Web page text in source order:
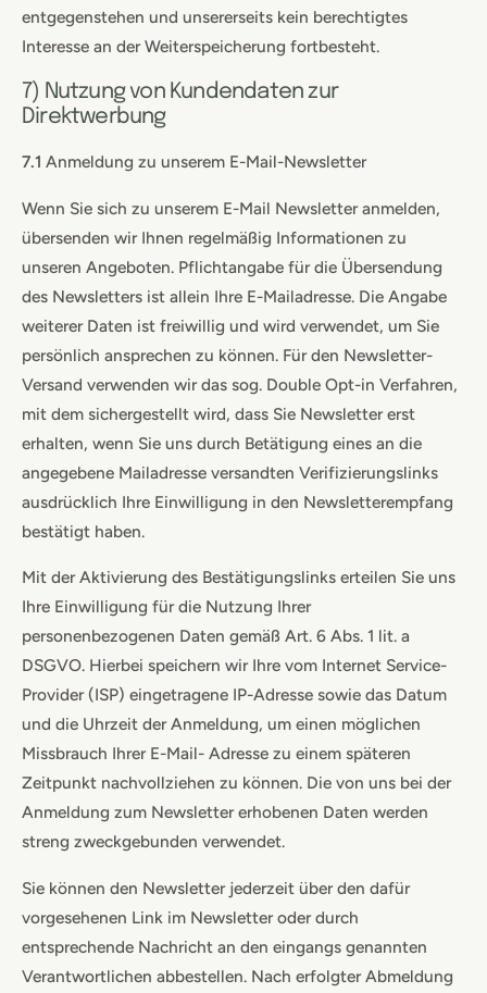
entgegenstehen und unsererseits kein berechtigtes
Interesse an der Weiterspeicherung fortbesteht.
7) Nutzung von Kundendaten zur
Direktwerbung
7.1 Anmeldung zu unserem E-Mail-Newsletter
Wenn Sie sich zu unserem E-Mail Newsletter anmelden,
übersenden wir Ihnen regelmäßig Informationen zu
unseren Angeboten. Pflichtangabe für die Übersendung
des Newsletters ist allein Ihre E-Mailadresse. Die Angabe
weiterer Daten ist freiwillig und wird verwendet, um Sie
persönlich ansprechen zu können. Für den Newsletter-
Versand verwenden wir das sog. Double Opt-in Verfahren,
mit dem sichergestellt wird, dass Sie Newsletter erst
erhalten, wenn Sie uns durch Betätigung eines an die
angegebene Mailadresse versandten Verifizierungslinks
ausdrücklich Ihre Einwilligung in den Newsletterempfang
bestätigt haben.
Mit der Aktivierung des Bestätigungslinks erteilen Sie uns
Ihre Einwilligung für die Nutzung Ihrer
personenbezogenen Daten gemäß Art. 6 Abs. 1 lit. a
DSGVO. Hierbei speichern wir Ihre vom Internet Service-
Provider (ISP) eingetragene IP-Adresse sowie das Datum
und die Uhrzeit der Anmeldung, um einen möglichen
Missbrauch Ihrer E-Mail- Adresse zu einem späteren
Zeitpunkt nachvollziehen zu können. Die von uns bei der
Anmeldung zum Newsletter erhobenen Daten werden
streng zweckgebunden verwendet.
Sie können den Newsletter jederzeit über den dafür
vorgesehenen Link im Newsletter oder durch
entsprechende Nachricht an den eingangs genannten
Verantwortlichen abbestellen. Nach erfolgter Abmeldung